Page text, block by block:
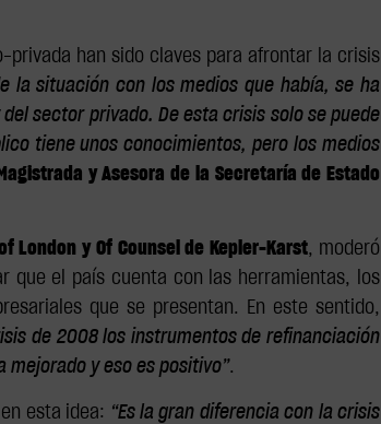
privada han sido claves para afrontar la crisis
la situación con los medios que había, se ha
sector privado. De esta crisis solo se puede
tiene unos conocimientos, pero los medios
y Asesora de la Secretaría de Estado
London y Of Counsel de Kepler-Karst, moderó
que el país cuenta con las herramientas, los
que se presentan. En este sentido,
de 2008 los instrumentos de refinanciación
mejorado y eso es positivo”.
esta idea: “Es la gran diferencia con la crisis